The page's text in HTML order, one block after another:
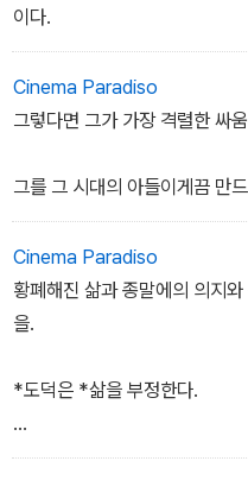
이다.
Cinema Paradiso
그렇다면 그가 가장 격렬한 싸
그를 그 시대의 아들이게끔 만
Cinema Paradiso
황폐해진 삶과 종말에의 의지
을.
*도덕은 *삶을 부정한다.
이런 과제를 위해서 나는 나를